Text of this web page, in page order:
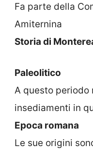
Fa parte della
Amiternina
Storia di
Paleolitico
A questo periodo
insediamenti in
Epoca romana
Le sue origini